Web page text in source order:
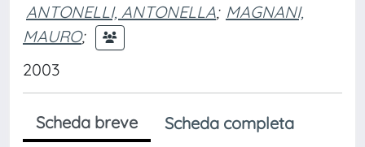
ANTONELLI, ANTONELLA; MAGNANI,
MAURO;
2003
Scheda breve
Scheda completa